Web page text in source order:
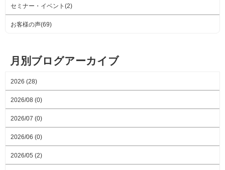
セミナー・イベント(2)
お客様の声(69)
月別ブログアーカイブ
2026 (28)
2026/08 (0)
2026/07 (0)
2026/06 (0)
2026/05 (2)